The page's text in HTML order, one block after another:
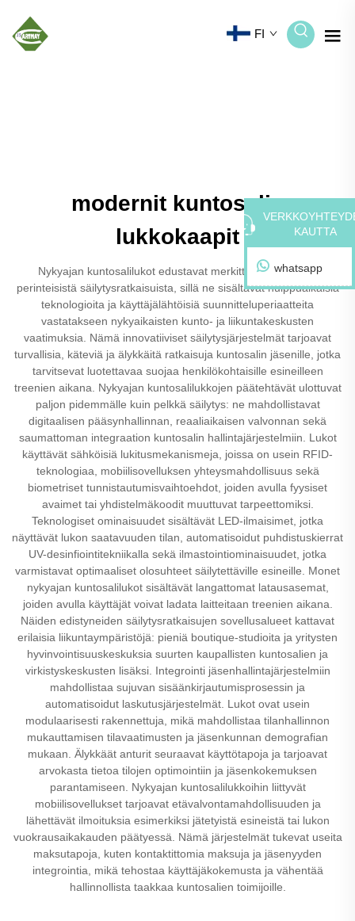
FI
modernit kuntosalin
lukkokaapit
Nykyajan kuntosalilukot edustavat merkittävää kehitystä
perinteisistä säilytysratkaisuista, sillä ne sisältävät huippuaikaisia
teknologioita ja käyttäjälähtöisiä suunnitteluperiaatteita
vastatakseen nykyaikaisten kunto- ja liikuntakeskusten
vaatimuksia. Nämä innovatiiviset säilytysjärjestelmät tarjoavat
turvallisia, käteviä ja älykkäitä ratkaisuja kuntosalin jäsenille, jotka
tarvitsevat luotettavaa suojaa henkilökohtaisille esineilleen
treenien aikana. Nykyajan kuntosalilukkojen päätehtävät ulottuvat
paljon pidemmälle kuin pelkkä säilytys: ne mahdollistavat
digitaalisen pääsynhallinnan, reaaliaikaisen valvonnan sekä
saumattoman integraation kuntosalin hallintajärjestelmiin. Lukot
käyttävät sähköisiä lukitusmekanismeja, joissa on usein RFID-
teknologiaa, mobiilisovelluksen yhteysmahdollisuus sekä
biometriset tunnistautumisvaihtoehdot, joiden avulla fyysiset
avaimet tai yhdistelmäkoodit muuttuvat tarpeettomiksi.
Teknologiset ominaisuudet sisältävät LED-ilmaisimet, jotka
näyttävät lukon saatavuuden tilan, automatisoidut puhdistuskierrat
UV-desinfiointitekniikalla sekä ilmastointiominaisuudet, jotka
varmistavat optimaaliset olosuhteet säilytettäville esineille. Monet
nykyajan kuntosalilukot sisältävät langattomat latausasemat,
joiden avulla käyttäjät voivat ladata laitteitaan treenien aikana.
Näiden edistyneiden säilytysratkaisujen sovellusalueet kattavat
erilaisia liikuntaympäristöjä: pieniä boutique-studioita ja yritysten
hyvinvointisuuskeskuksia suurten kaupallisten kuntosalien ja
virkistyskeskusten lisäksi. Integrointi jäsenhallintajärjestelmiin
mahdollistaa sujuvan sisäänkirjautumisprosessin ja
automatisoidut laskutusjärjestelmät. Lukot ovat usein
modulaarisesti rakennettuja, mikä mahdollistaa tilanhallinnon
mukauttamisen tilavaatimusten ja jäsenkunnan demografian
mukaan. Älykkäät anturit seuraavat käyttötapoja ja tarjoavat
arvokasta tietoa tilojen optimointiin ja jäsenkokemuksen
parantamiseen. Nykyajan kuntosalilukkoihin liittyvät
mobiilisovellukset tarjoavat etävalvontamahdollisuuden ja
lähettävät ilmoituksia esimerkiksi jätetyistä esineistä tai lukon
vuokrausaikakauden päätyessä. Nämä järjestelmät tukevat useita
maksutapoja, kuten kontaktittomia maksuja ja jäsenyyden
integrointia, mikä tehostaa käyttäjäkokemusta ja vähentää
hallinnollista taakkaa kuntosalien toimijoille.
KAUTTA
whatsapp